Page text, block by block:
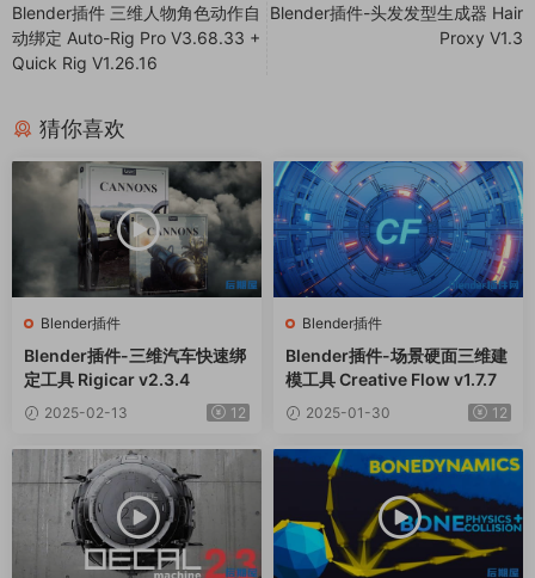
Blender插件 三维人物角色动作自
动绑定 Auto-Rig Pro V3.68.33 +
Quick Rig V1.26.16
Blender插件-头发发型生成器 Hair
Proxy V1.3
猜你喜欢
Blender插件
Blender插件-三维汽车快速绑
定工具 Rigicar v2.3.4
2025-02-13 12
Blender插件
Blender插件-场景硬面三维建
模工具 Creative Flow v1.7.7
2025-01-30 12